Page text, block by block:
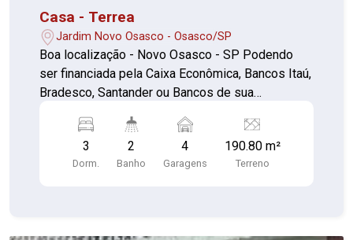
Casa - Terrea
Jardim Novo Osasco - Osasco/SP
Boa localização - Novo Osasco - SP Podendo
ser financiada pela Caixa Econômica, Bancos Itaú,
Bradesco, Santander ou Bancos de sua
entrada... Casa Assobradada, constituído por: 03
Dormitórios, piso em taco de madeira, sendo 01
dormitório piso térreo e 02 piso superior, 01
3
Dorm.
2
Banho
4
Garagens
190.80 m²
Terreno